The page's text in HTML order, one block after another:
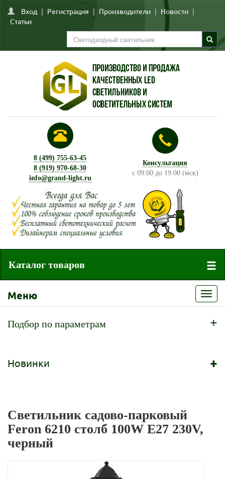
Вход | Регистрация | Производители | Новости |
Статьи
8 (499) 755-63-45
8 (919) 970-68-30
info@grand-light.ru
Консультация
с 09:00 до 19:00 (мск)
Каталог товаров
Меню
Подбор по параметрам +
Новинки +
Светильник садово-парковый
Feron 6210 столб 100W E27 230V,
черный